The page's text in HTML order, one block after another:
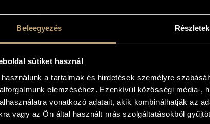
Beleegyezés Részletek
sütiket használ
használunk a tartalmak és hirdetések személyre
elemzéséhez. Ezenkívül közösségi média-,
vonatkozó adatait, akik kombinálhatják az
vagy az Ön által használt más szolgáltatásokból
SALZBURG
RAVEL,
Album
BASIC DATA
Bartók Béla